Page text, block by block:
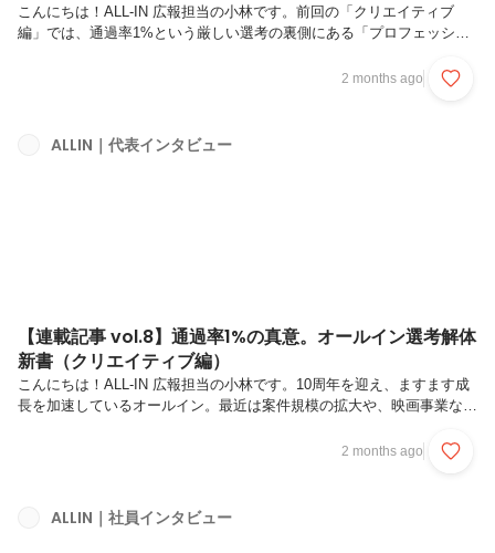
こんにちは！ALL-IN 広報担当の小林です。前回の「クリエイティブ
編」では、通過率1%という厳しい選考の裏側にある「プロフェッショ
インの根幹を担うHR戦略コンサルタントの選考について、代表の前田
略コンサルタント」のみの採用になりましたよね。これにはどんな意図
があるんでしょうか？前田：はい。あえて「営業」という言葉を使わな
2 months ago
ALLIN｜代表インタビュー
【連載記事 vol.8】通過率1%の真意。オールイン選考解体
新書（クリエイティブ編）
こんにちは！ALL-IN 広報担当の小林です。10周年を迎え、ますます成
長を加速しているオールイン。最近は案件規模の拡大や、映画事業など
CD）の採用も本格的に再開することになりました。しかし、巷では
いう求職者の方々の不安に答えるべく、今回は代表の前田に、私たちの
選考の裏側にある「思想」を根掘り葉掘り聞いてみました！1.｜採用の
2 months ago
ALLIN｜社員インタビュー